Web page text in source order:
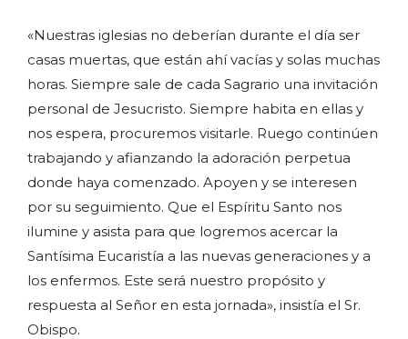
«Nuestras iglesias no deberían durante el día ser
casas muertas, que están ahí vacías y solas muchas
horas. Siempre sale de cada Sagrario una invitación
personal de Jesucristo. Siempre habita en ellas y
nos espera, procuremos visitarle. Ruego continúen
trabajando y afianzando la adoración perpetua
donde haya comenzado. Apoyen y se interesen
por su seguimiento. Que el Espíritu Santo nos
ilumine y asista para que logremos acercar la
Santísima Eucaristía a las nuevas generaciones y a
los enfermos. Este será nuestro propósito y
respuesta al Señor en esta jornada», insistía el Sr.
Obispo.